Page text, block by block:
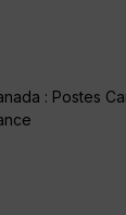
: Postes